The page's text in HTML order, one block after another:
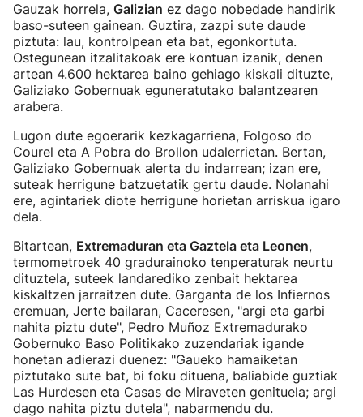
Gauzak horrela, Galizian ez dago nobedade handirik
baso-suteen gainean. Guztira, zazpi sute daude
piztuta: lau, kontrolpean eta bat, egonkortuta.
Ostegunean itzalitakoak ere kontuan izanik, denen
artean 4.600 hektarea baino gehiago kiskali dituzte,
Galiziako Gobernuak eguneratutako balantzearen
arabera.
Lugon dute egoerarik kezkagarriena, Folgoso do
Courel eta A Pobra do Brollon udalerrietan. Bertan,
Galiziako Gobernuak alerta du indarrean; izan ere,
suteak herrigune batzuetatik gertu daude. Nolanahi
ere, agintariek diote herrigune horietan arriskua igaro
dela.
Bitartean, Extremaduran eta Gaztela eta Leonen,
termometroek 40 gradurainoko tenperaturak neurtu
dituztela, suteek landarediko zenbait hektarea
kiskaltzen jarraitzen dute. Garganta de los Infiernos
eremuan, Jerte bailaran, Caceresen, "argi eta garbi
nahita piztu dute", Pedro Muñoz Extremadurako
Gobernuko Baso Politikako zuzendariak igande
honetan adierazi duenez: "Gaueko hamaiketan
piztutako sute bat, bi foku dituena, baliabide guztiak
Las Hurdesen eta Casas de Miraveten genituela; argi
dago nahita piztu dutela", nabarmendu du.